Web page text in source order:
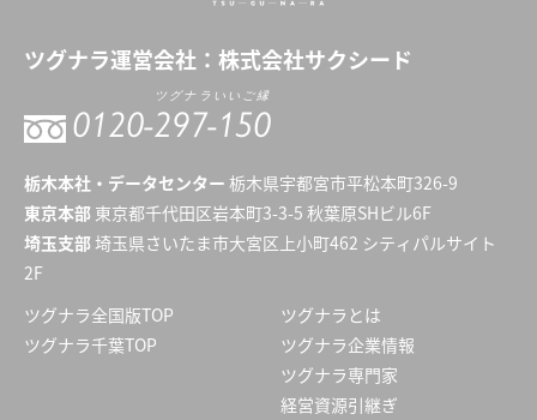
ツグナラ運営会社： 株式会社サクシード
0120-297-150
ツグナラいいご縁
栃木本社・データセンター 栃木県宇都宮市平松本町326-9
東京本部 東京都千代田区岩本町3-3-5 秋葉原SHビル6F
埼玉支部 埼玉県さいたま市大宮区上小町462 シティパルサイト
2F
ツグナラ全国版TOP
ツグナラ千葉TOP
ツグナラとは
ツグナラ企業情報
ツグナラ専門家
経営資源引継ぎ